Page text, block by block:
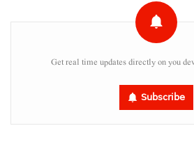
Get real time updates directly on you
Subscribe